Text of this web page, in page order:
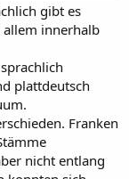
gibt es
innerhalb
plattdeutsch
Franken
nicht entlang